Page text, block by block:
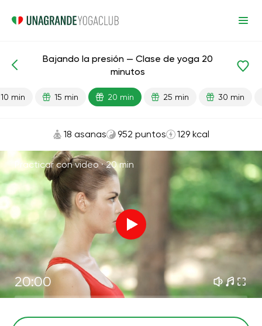
Lecciones preparadas Presión
Bajando la presión — Clase de yoga 20
minutos
10 min 15 min 20 min 25 min 30 min
18 asanas 952 puntos 129 kcal
Practicar con video ·20 min
20:00